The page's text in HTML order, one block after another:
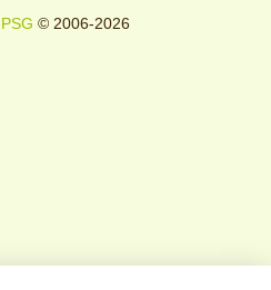
PSG © 2006-2026